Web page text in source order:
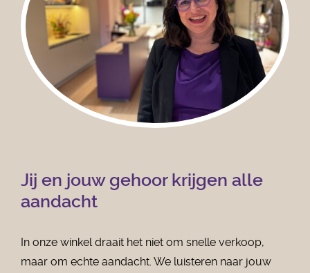
Jij en jouw gehoor krijgen alle
aandacht
In onze winkel draait het niet om snelle verkoop,
maar om echte aandacht. We luisteren naar jouw